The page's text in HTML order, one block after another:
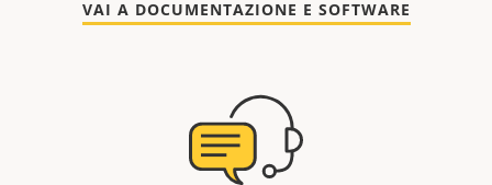
VAI A DOCUMENTAZIONE E SOFTWARE